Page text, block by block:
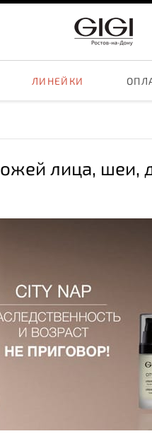
ЛИНЕЙКИ
лица, шеи,